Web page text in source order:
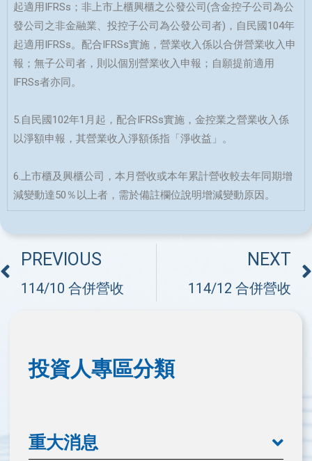
起適用IFRSs；非上市上櫃興櫃之公發公司(含金控子公司為公
發公司之非金融業、投控子公司為公發公司者)，自民國104年
起適用IFRSs。配合IFRSs實施，營業收入係以合併營業收入申
報；無子公司者，則以個別營業收入申報；自願提前適用
IFRSs者亦同。
5.自民國102年1月起，配合IFRSs實施，金控業之營業收入係
以淨額申報，其營業收入淨額係指「淨收益」。
6.上市櫃及興櫃公司，本月營收或本年累計營收較去年同期增
減變動達50％以上者，需於備註欄位說明增減變動原因。
PREVIOUS
114/10 合併營收
NEXT
114/12 合併營收
投資人專區分類
重大消息